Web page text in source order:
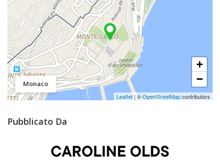
Monaco
+
−
Leaflet| ©OpenStreetMapcontributors
Pubblicato Da